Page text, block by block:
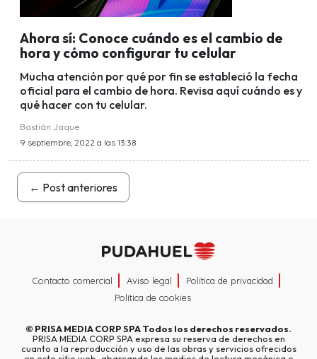
Ahora sí: Conoce cuándo es el cambio de
hora y cómo configurar tu celular
Mucha atención por qué por fin se estableció la fecha
oficial para el cambio de hora. Revisa aquí cuándo es y
qué hacer con tu celular.
Bastián Jaque
9 septiembre, 2022 a las 13:38
← Post anteriores
Contacto comercial Aviso legal
Política de privacidad
Política de cookies
© PRISA MEDIA CORP SPATodos los derechos reservados.
PRISA MEDIA CORP SPA expresa su reserva de derechos en
cuanto a la reproducción y uso de las obras y servicios ofrecidos